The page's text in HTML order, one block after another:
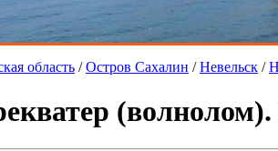
область /Остров Сахалин /Невельск /